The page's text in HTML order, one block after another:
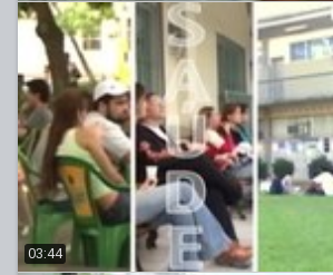
03:44